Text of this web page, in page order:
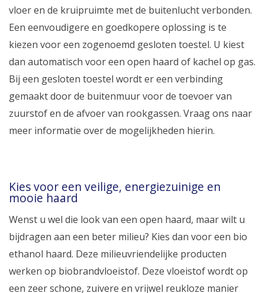
vloer en de kruipruimte met de buitenlucht verbonden.
Een eenvoudigere en goedkopere oplossing is te
kiezen voor een zogenoemd gesloten toestel. U kiest
dan automatisch voor een open haard of kachel op gas.
Bij een gesloten toestel wordt er een verbinding
gemaakt door de buitenmuur voor de toevoer van
zuurstof en de afvoer van rookgassen. Vraag ons naar
meer informatie over de mogelijkheden hierin.
Kies voor een veilige, energiezuinige en
mooie haard
Wenst u wel die look van een open haard, maar wilt u
bijdragen aan een beter milieu? Kies dan voor een bio
ethanol haard. Deze milieuvriendelijke producten
werken op biobrandvloeistof. Deze vloeistof wordt op
een zeer schone, zuivere en vrijwel reukloze manier